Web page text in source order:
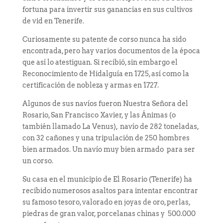
fortuna para invertir sus ganancias en sus cultivos
de vid en Tenerife.
Curiosamente su patente de corso nunca ha sido
encontrada, pero hay varios documentos de la época
que así lo atestiguan. Si recibió, sin embargo el
Reconocimiento de Hidalguía en 1725, así como la
certificación de nobleza y armas en 1727.
Algunos de sus navíos fueron Nuestra Señora del
Rosario, San Francisco Xavier, y las Ánimas (o
también llamado La Venus), navío de 282 toneladas,
con 32 cañones y una tripulación de 250 hombres
bien armados. Un navío muy bien armado para ser
un corso.
Su casa en el municipio de El Rosario (Tenerife) ha
recibido numerosos asaltos para intentar encontrar
su famoso tesoro, valorado en joyas de oro, perlas,
piedras de gran valor, porcelanas chinas y 500.000